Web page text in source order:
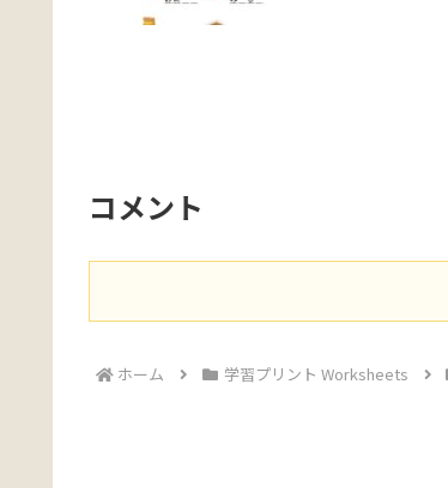
コメント
ホーム 学習プリント Worksheets